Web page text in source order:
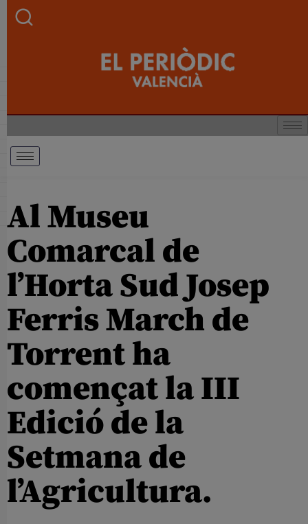
Al Museu
Comarcal de
l’Horta Sud Josep
Ferris March de
Torrent ha
començat la III
Edició de la
Setmana de
l’Agricultura.